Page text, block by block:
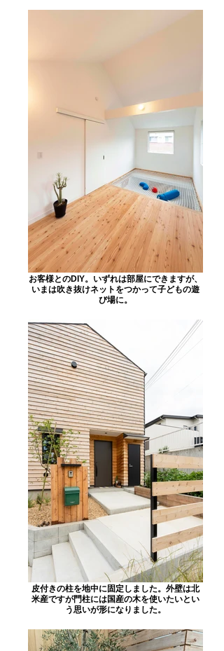
お客様とのDIY。いずれは部屋にできますが、
いまは吹き抜けネットをつかって子どもの遊
び場に。
皮付きの柱を地中に固定しました。外壁は北
米産ですが門柱には国産の木を使いたいとい
う思いが形になりました。